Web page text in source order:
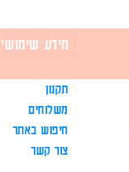
מידע שימושי
תקנון
משלוחים
חיפוש באתר
צור קשר